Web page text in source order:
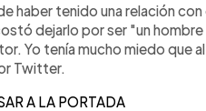
haber tenido una relación
dejarlo por ser "un
Yo tenía mucho miedo que
Twitter.
A LA PORTADA